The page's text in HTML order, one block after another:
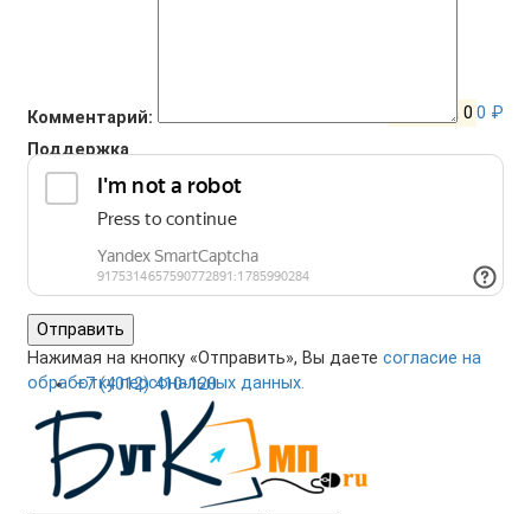
Корзина 0 0 ₽
Поддержка
+7 (4012) 400-823
+7 (4012) 410-120
Комментарий:
Отправить
Нажимая на кнопку «Отправить», Вы даете согласие на
обработку персональных данных.